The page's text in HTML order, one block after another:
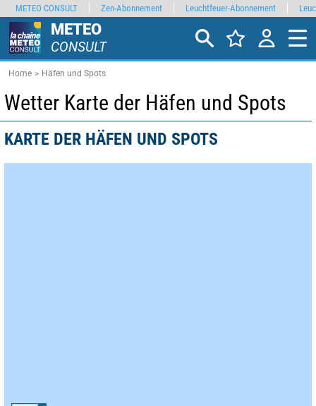
METEO
CONSULT
Home Häfen und Spots
Wetter Karte der Häfen und Spots
KARTE DER HÄFEN UND SPOTS
METEO CONSULT Zen-Abonnement Leuchtfeuer-Abonnement